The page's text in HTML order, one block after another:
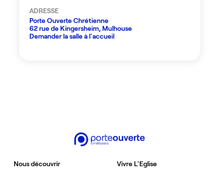
ADRESSE
Porte Ouverte Chrétienne
62 rue de Kingersheim, Mulhouse
Demander la salle à l'accueil
Nous découvrir Vivre L'Eglise